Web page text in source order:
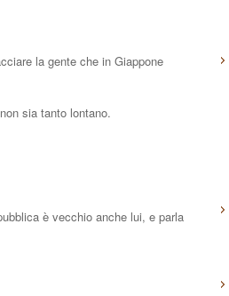
la gente che in Giappone
sia tanto lontano.
è vecchio anche lui, e parla